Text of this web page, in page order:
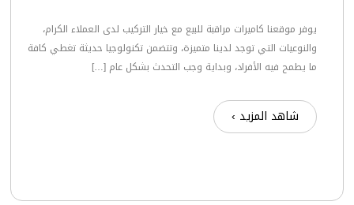
يوفر موقعنا كاميرات مراقبة للبيع مع خيار التركيب لدى العملاء الكرام،
والنوعيات التي توجد لدينا متميزة، وتتضمن تكنولوجيا حديثة تغطي كافة
ما يطمح فيه الأفراد، وبداية وجب التحدث بشكل عام […]
شاهد المزيد ›